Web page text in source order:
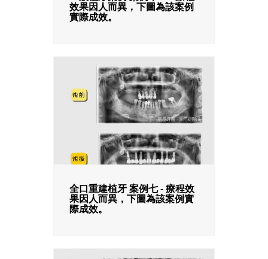
效果因人而異，下圖為該案例
實際成效。
全口重建植牙 案例七 - 療程效
果因人而異，下圖為該案例實
際成效。